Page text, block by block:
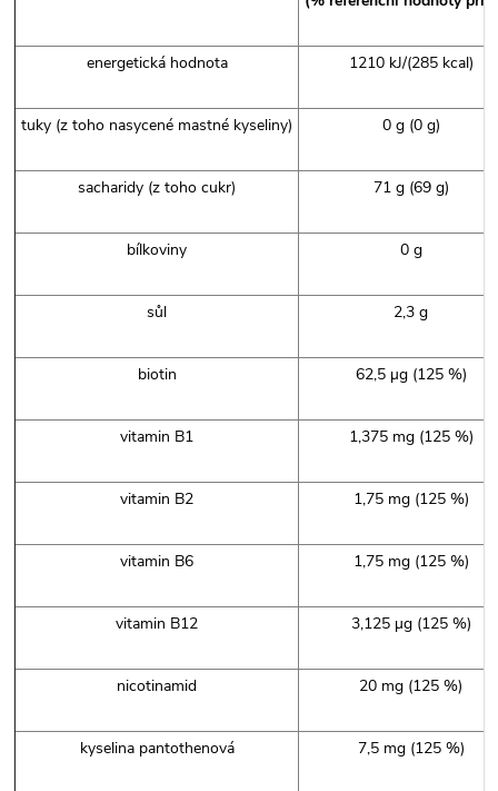
energetická hodnota 1210 kJ/(285 kcal)
tuky (z toho nasycené mastné kyseliny) 0 g (0 g)
sacharidy (z toho cukr) 71 g (69 g)
bílkoviny 0 g
sůl 2,3 g
biotin 62,5 µg (125 %)
vitamin B1 1,375 mg (125 %)
vitamin B2 1,75 mg (125 %)
vitamin B6 1,75 mg (125 %)
vitamin B12 3,125 µg (125 %)
nicotinamid 20 mg (125 %)
kyselina pantothenová 7,5 mg (125 %)